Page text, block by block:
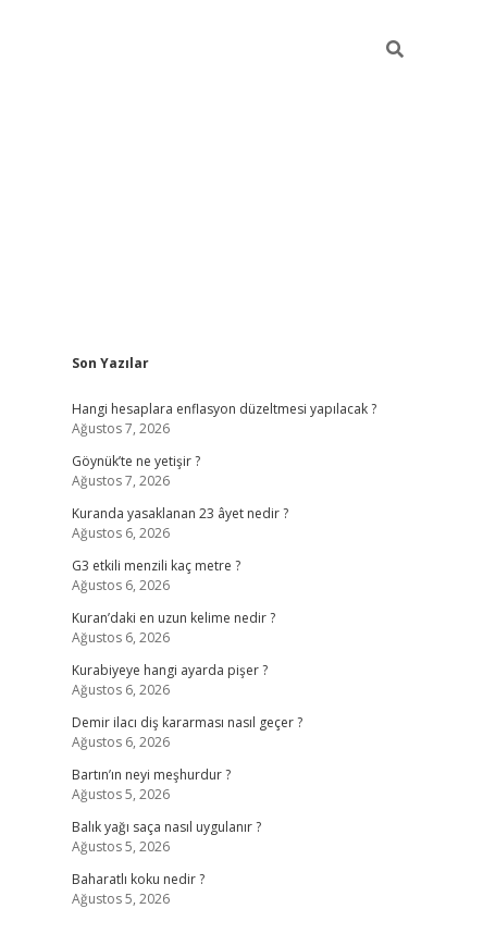
Sidebar
Son Yazılar
Hangi hesaplara enflasyon düzeltmesi yapılacak ?
Ağustos 7, 2026
Göynük’te ne yetişir ?
Ağustos 7, 2026
Kuranda yasaklanan 23 âyet nedir ?
Ağustos 6, 2026
G3 etkili menzili kaç metre ?
Ağustos 6, 2026
Kuran’daki en uzun kelime nedir ?
Ağustos 6, 2026
Kurabiyeye hangi ayarda pişer ?
Ağustos 6, 2026
Demir ilacı diş kararması nasıl geçer ?
Ağustos 6, 2026
Bartın’ın neyi meşhurdur ?
Ağustos 5, 2026
Balık yağı saça nasıl uygulanır ?
Ağustos 5, 2026
Baharatlı koku nedir ?
Ağustos 5, 2026